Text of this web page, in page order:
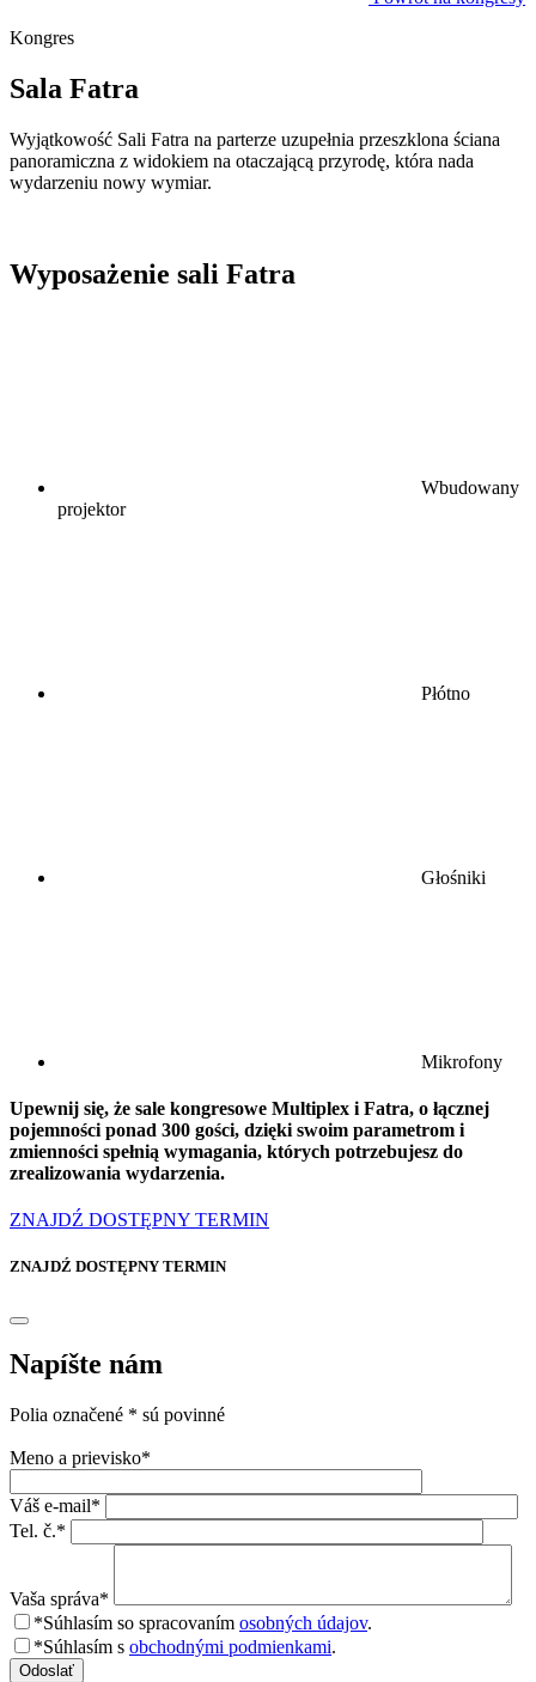
Kongres
Sala Fatra
Wyjątkowość Sali Fatra na parterze uzupełnia przeszklona ściana
panoramiczna z widokiem na otaczającą przyrodę, która nada
wydarzeniu nowy wymiar.
Wyposażenie sali Fatra
Wbudowany
projektor
Płótno
Głośniki
Mikrofony
Upewnij się, że sale kongresowe Multiplex i Fatra, o łącznej
pojemności ponad 300 gości, dzięki swoim parametrom i
zmienności spełnią wymagania, których potrzebujesz do
zrealizowania wydarzenia.
ZNAJDŹ DOSTĘPNY TERMIN
ZNAJDŹ DOSTĘPNY TERMIN
Napíšte nám
Polia označené * sú povinné
Meno a prievisko*
Váš e-mail*
Tel. č.*
Vaša správa*
*Súhlasím so spracovaním osobných údajov.
*Súhlasím s obchodnými podmienkami.
Odoslať